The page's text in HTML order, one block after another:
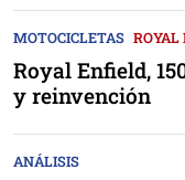
MOTOCICLETAS ROYAL
Royal Enfield,
y reinvención
ANÁLISIS